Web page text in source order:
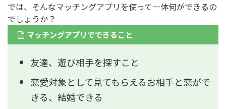
では、そんなマッチングアプリを使って一体何ができるの
でしょうか？
マッチングアプリでできること
友達、遊び相手を探すこと
恋愛対象として見てもらえるお相手と恋がで
きる、結婚できる